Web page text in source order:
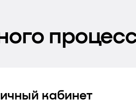
кабинет